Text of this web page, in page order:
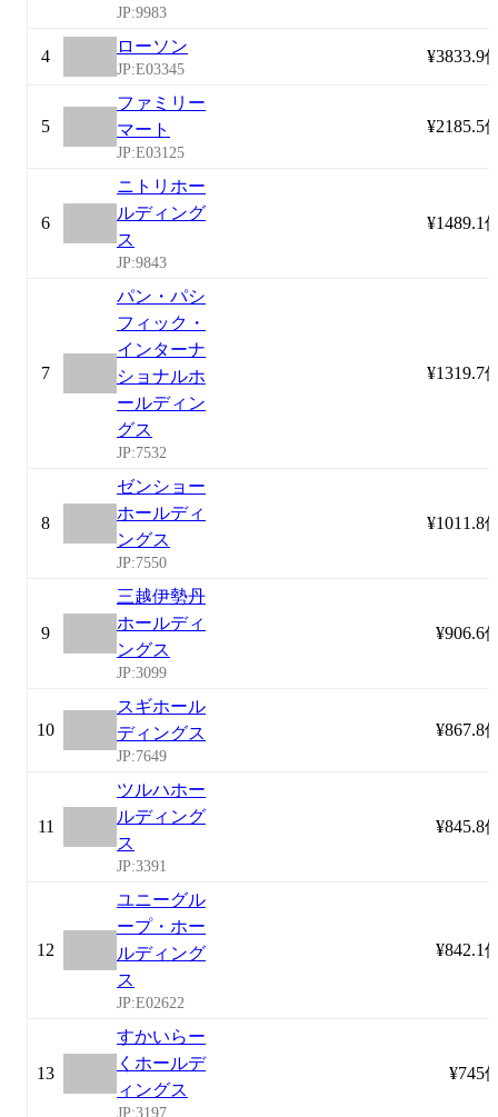
JP:9983
4
ローソン
JP:E03345
¥3833.9
5
ファミリー
マート
JP:E03125
¥2185.5
6
ニトリホー
ルディング
ス
JP:9843
¥1489.1
7
パン・パシ
フィック・
インターナ
ショナルホ
ールディン
グス
JP:7532
¥1319.7
8
ゼンショー
ホールディ
ングス
JP:7550
¥1011.8
9
三越伊勢丹
ホールディ
ングス
JP:3099
¥906.6
10
スギホール
ディングス
JP:7649
¥867.8
11
ツルハホー
ルディング
ス
JP:3391
¥845.8
12
ユニーグル
ープ・ホー
ルディング
ス
JP:E02622
¥842.1
13
すかいらー
くホールデ
ィングス
JP:3197
¥745